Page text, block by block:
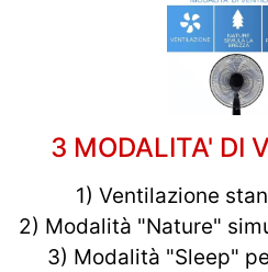
3 MODALITA' DI
1) Ventilazione
2) Modalità "Nature"
3) Modalità "Sleep"